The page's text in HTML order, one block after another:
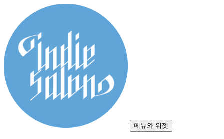
로
건
너
뛰
기
메뉴와 위젯